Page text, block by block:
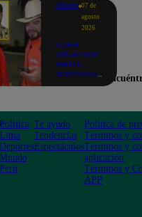
Mundo 07 de
agosto
2026
Nueve
influencers
fueron
asesinados
el Cártel de
Sinaloa
Política
Lima
Deportes
Mundo
Perú
Te ayudo
Tendencias
Espectáculos
Política de
Términos y
Términos y
aplicación
Términos y
APP